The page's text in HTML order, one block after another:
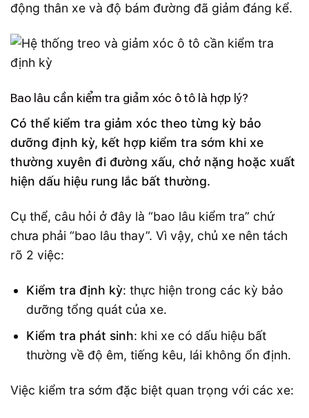
động thân xe và độ bám đường đã giảm đáng kể.
Bao lâu cần kiểm tra giảm xóc ô tô là hợp lý?
Có thể kiểm tra giảm xóc theo từng kỳ bảo
dưỡng định kỳ, kết hợp kiểm tra sớm khi xe
thường xuyên đi đường xấu, chở nặng hoặc xuất
hiện dấu hiệu rung lắc bất thường.
Cụ thể, câu hỏi ở đây là “bao lâu kiểm tra” chứ
chưa phải “bao lâu thay”. Vì vậy, chủ xe nên tách
rõ 2 việc:
Kiểm tra định kỳ: thực hiện trong các kỳ bảo
dưỡng tổng quát của xe.
Kiểm tra phát sinh: khi xe có dấu hiệu bất
thường về độ êm, tiếng kêu, lái không ổn định.
Việc kiểm tra sớm đặc biệt quan trọng với các xe: